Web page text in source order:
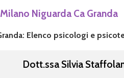
Niguarda Ca Granda
Elenco psicologi e
Dott.ssa Silvia